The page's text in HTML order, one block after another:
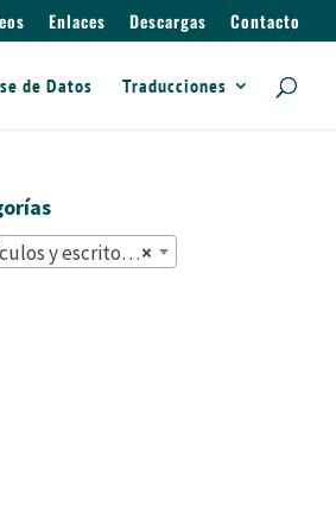
Enlaces Descargas Contacto
de Datos Traducciones
×
y escritos (822)